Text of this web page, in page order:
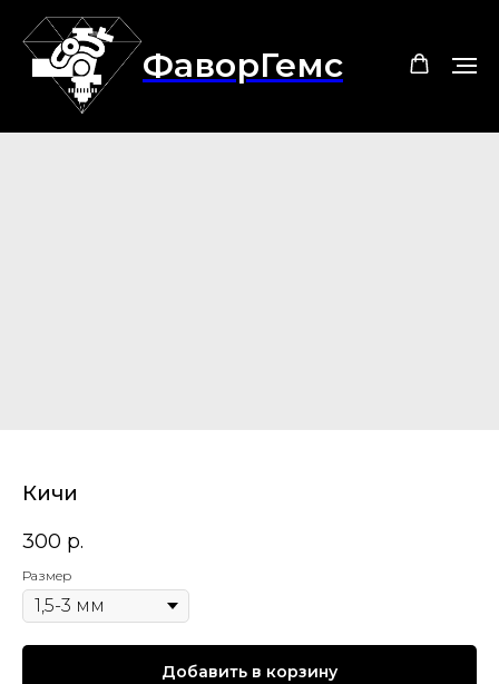
ФаворГемс
Кичи
300 р.
Размер
Добавить в корзину